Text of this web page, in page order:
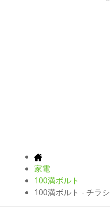
家電
100満ボルト
100満ボルト - チラシ